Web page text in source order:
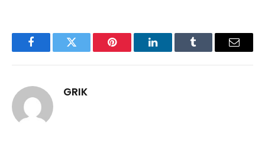
FacebookTwitter Pinterest LinkedInTumblr Email
GRIK